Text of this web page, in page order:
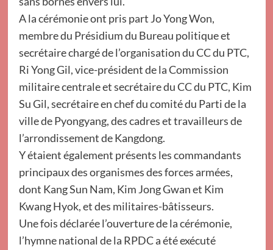
A la cérémonie ont pris part Jo Yong Won,
membre du Présidium du Bureau politique et
secrétaire chargé de l’organisation du CC du PTC,
Ri Yong Gil, vice-président de la Commission
militaire centrale et secrétaire du CC du PTC, Kim
Su Gil, secrétaire en chef du comité du Parti de la
ville de Pyongyang, des cadres et travailleurs de
l’arrondissement de Kangdong.
Y étaient également présents les commandants
principaux des organismes des forces armées,
dont Kang Sun Nam, Kim Jong Gwan et Kim
Kwang Hyok, et des militaires-bâtisseurs.
Une fois déclarée l’ouverture de la cérémonie,
l’hymne national de la RPDC a été exécuté